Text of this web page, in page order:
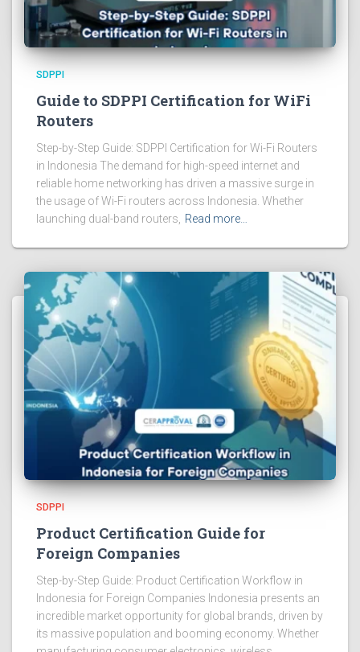
SDPPI
Guide to SDPPI Certification for WiFi
Routers
Step-by-Step Guide: SDPPI Certification for Wi-Fi Routers
in Indonesia The demand for high-speed internet and
reliable home networking has driven a massive surge in
the usage of Wi-Fi routers across Indonesia. Whether
launching dual-band routers, Read more…
SDPPI
Product Certification Guide for
Foreign Companies
Step-by-Step Guide: Product Certification Workflow in
Indonesia for Foreign Companies Indonesia presents an
incredible market opportunity for global brands, driven by
its massive population and booming economy. Whether